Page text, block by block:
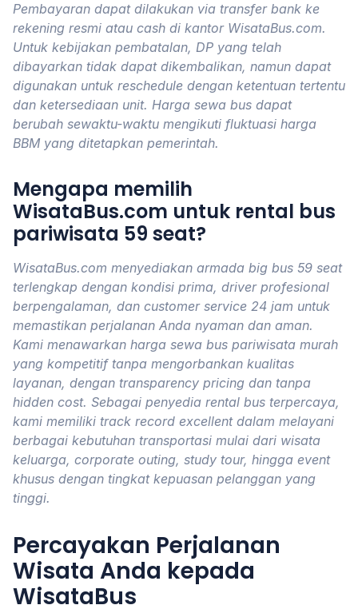
Pembayaran dapat dilakukan via transfer bank ke
rekening resmi atau cash di kantor WisataBus.com.
Untuk kebijakan pembatalan, DP yang telah
dibayarkan tidak dapat dikembalikan, namun dapat
digunakan untuk reschedule dengan ketentuan tertentu
dan ketersediaan unit. Harga sewa bus dapat
berubah sewaktu-waktu mengikuti fluktuasi harga
BBM yang ditetapkan pemerintah.
Mengapa memilih
WisataBus.com untuk rental bus
pariwisata 59 seat?
WisataBus.com menyediakan armada big bus 59 seat
terlengkap dengan kondisi prima, driver profesional
berpengalaman, dan customer service 24 jam untuk
memastikan perjalanan Anda nyaman dan aman.
Kami menawarkan harga sewa bus pariwisata murah
yang kompetitif tanpa mengorbankan kualitas
layanan, dengan transparency pricing dan tanpa
hidden cost. Sebagai penyedia rental bus terpercaya,
kami memiliki track record excellent dalam melayani
berbagai kebutuhan transportasi mulai dari wisata
keluarga, corporate outing, study tour, hingga event
khusus dengan tingkat kepuasan pelanggan yang
tinggi.
Percayakan Perjalanan
Wisata Anda kepada
WisataBus